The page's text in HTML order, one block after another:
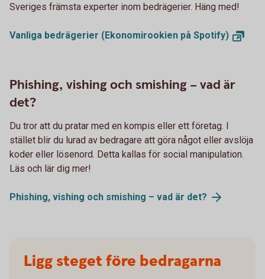
Sveriges främsta experter inom bedrägerier. Häng med!
Vanliga bedrägerier (Ekonomirookien på Spotify)
Phishing, vishing och smishing – vad är
det?
Du tror att du pratar med en kompis eller ett företag. I
stället blir du lurad av bedragare att göra något eller avslöja
koder eller lösenord. Detta kallas för social manipulation.
Läs och lär dig mer!
Phishing, vishing och smishing – vad är det?
Ligg steget före bedragarna